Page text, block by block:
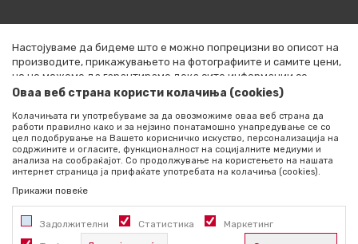
Настојуваме да бидеме што е можно попрецизни во описот на
производите, прикажувањето на фотографиите и самите цени,
но не можеме да гарантираме дека сите информации се
комплетни и без грешки. Сите артикли прикажани на сајтот се
секој момент. Расположливоста на производите можете да ја
проверите со повик на +389 76 444 490
©2026 literatura.mk, Изработено одNB SOFT. Сите права
задржани.
Оваа веб страна користи колачиња (cookies)
Колачињата ги употребуваме за да овозможиме оваа веб страна да
работи правилно како и за нејзино понатамошно унапредување се со
цел подобрување на Вашето корисничко искуство, персонализација на
содржините и огласите, функционалност на социјалните медиуми и
анализа на сообраќајот. Со продолжување на користењето на нашата
интернет страница ја прифаќате употребата на колачиња (cookies).
Прикажи повеќе
Задолжителни Статистика Маркетинг